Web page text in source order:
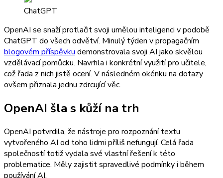
ChatGPT
OpenAI se snaží protlačit svoji umělou inteligenci v podobě
ChatGPT do všech odvětví. Minulý týden v propagačním
blogovém příspěvkudemonstrovala svoji AI jako skvělou
vzdělávací pomůcku. Navrhla i konkrétní využití pro učitele,
což řada z nich jistě ocení. V následném okénku na dotazy
ovšem přiznala jednu zdrcující věc.
OpenAI šla s kůží na trh
OpenAI potvrdila, že nástroje pro rozpoznání textu
vytvořeného AI od toho lidmi příliš nefungují. Celá řada
společností totiž vydala své vlastní řešení k této
problematice. Měly zajistit spravedlivé podmínky i během
používání AI.